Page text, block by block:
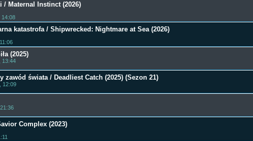
/ Maternal Instinct (2026)
14:08
katastrofa / Shipwrecked: Nightmare at Sea (2026)
(2025)
13:44
zawód świata / Deadliest Catch (2025) (Sezon 21)
12:09
Complex (2023)